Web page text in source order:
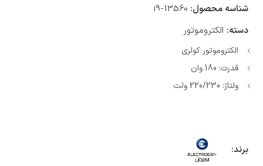
شناسه محصول: i9-13560
دسته: الکتروموتور
الکتروموتور کولری
قدرت: 180 وان
ولتاژ: 220/230 ولت
برند: